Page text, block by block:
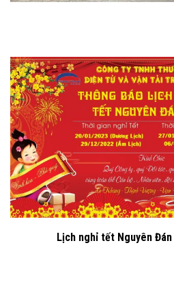
Lịch nghỉ tết Nguyên